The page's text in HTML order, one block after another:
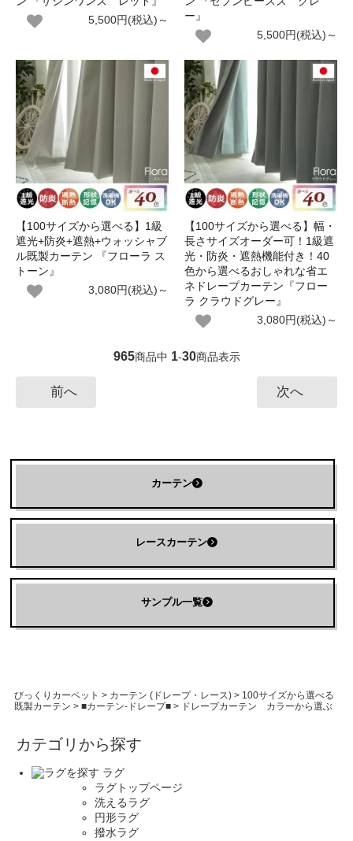
5,500円(税込)～
ー』
5,500円(税込)～
【100サイズから選べる】1級
遮光+防炎+遮熱+ウォッシャブ
ル既製カーテン 『フローラ ス
トーン』
3,080円(税込)～
【100サイズから選べる】幅・
長さサイズオーダー可！1級遮
光・防炎・遮熱機能付き！40
色から選べるおしゃれな省エ
ネドレープカーテン『フロー
ラ クラウドグレー』
3,080円(税込)～
965商品中 1-30商品表示
前へ 次へ
カーテン
レースカーテン
サンプル一覧
びっくりカーペット > カーテン (ドレープ・レース)> 100サイズから選べる
既製カーテン > ■カーテン-ドレープ■> ドレープカーテン カラーから選ぶ
カテゴリから探す
ラグ
ラグトップページ
洗えるラグ
円形ラグ
撥水ラグ